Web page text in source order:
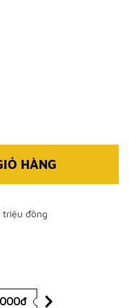
HÀNG
triệu đồng